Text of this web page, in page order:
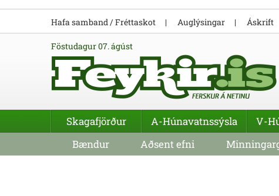
föstudagur 07. ágúst
Hafa samband / Fréttaskot Auglýsingar Áskrift
Skagafjörður A-Húnavatnssýsla V-
Bændur
Aðsent efni